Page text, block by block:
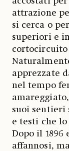
attrazione
si cerca o
superiori e
apprezzate
nel tempo
suoi
e testi che lo
Dopo il
affannosi,